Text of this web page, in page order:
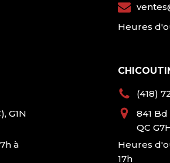
G1N
à
Heures
(418)
841
QC
Heures
17h